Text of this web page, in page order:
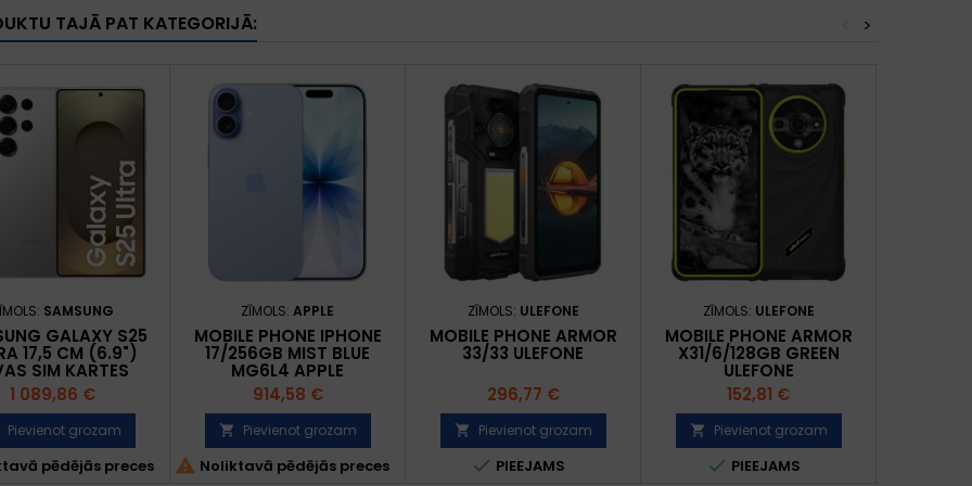
TAJĀ PAT KATEGORIJĀ: >
SAMSUNG
GALAXY S25
17,5 CM (6.9")
SIM KARTES
15 5G USB
C 12 GB 1 TB 5000
PELĒKS, TITĀNS
Cena
1 089,86 €
Pievienot grozam
pēdējās preces
ZĪMOLS: APPLE
MOBILE PHONE IPHONE
17/256GB MIST BLUE
MG6L4 APPLE
Cena
914,58 €
 Pievienot grozam
 Noliktavā pēdējās preces
ZĪMOLS: ULEFONE
MOBILE PHONE ARMOR
33/33 ULEFONE
Cena
296,77 €
 Pievienot grozam
 PIEEJAMS
ZĪMOLS: ULEFONE
MOBILE PHONE ARMOR
X31/6/128GB GREEN
ULEFONE
Cena
152,81 €
 Pievienot grozam
 PIEEJAMS